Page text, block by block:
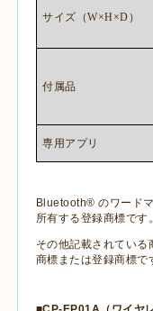
サイズ（W×H ×D ）
付属品
専用アプリ
Bluetooth®のワード
所有する登録商標です。
その他記載されてい
商標または登録商標で